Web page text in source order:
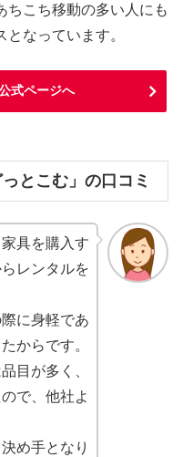
ちこち移動の多い人にも
なっています。
式ページへ
とこむ」の口コミ
具を購入す
レンタルを
に身軽であ
からです。
目が多く、
で、他社よ
め手となり